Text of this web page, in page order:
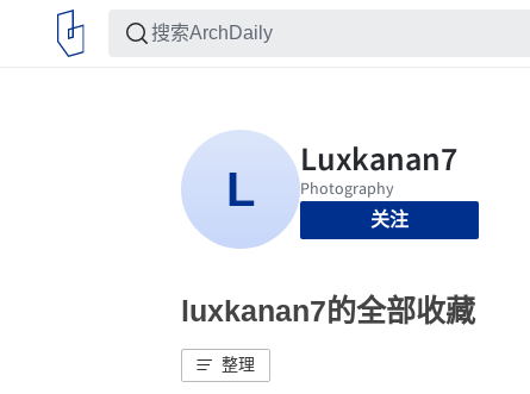
关注
luxkanan7的全部收藏
整理